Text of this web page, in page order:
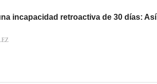
incapacidad retroactiva de 30 días: Así